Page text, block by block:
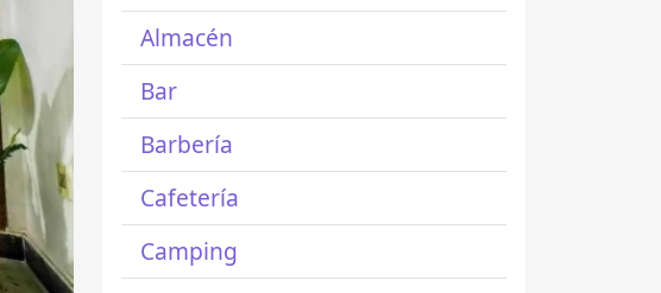
Almacén
Bar
Barbería
Cafetería
Camping